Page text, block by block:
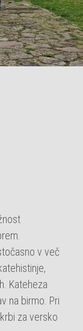
v več
Kateheza
na birmo. Pri
za versko